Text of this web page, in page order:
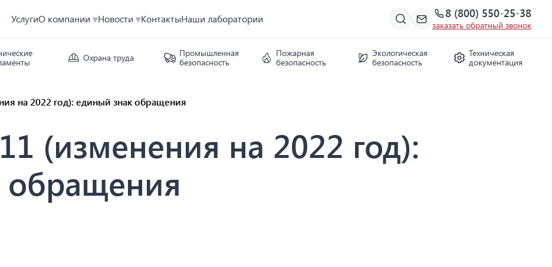
УслугиО компании Новости КонтактыНаши лаборатории 8 (800) 550-25-38
заказать обратный звонок
Охрана труда
Промышленная
безопасность
Пожарная
безопасность
Экологическая
безопасность
Техническая
документация
на 2022 год): единый знак обращения
(изменения на 2022 год):